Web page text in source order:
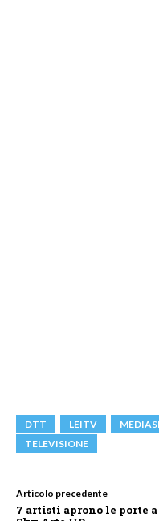
DTT LEITV
TELEVISIONE
Articolo precedente
7 artisti aprono le porte a